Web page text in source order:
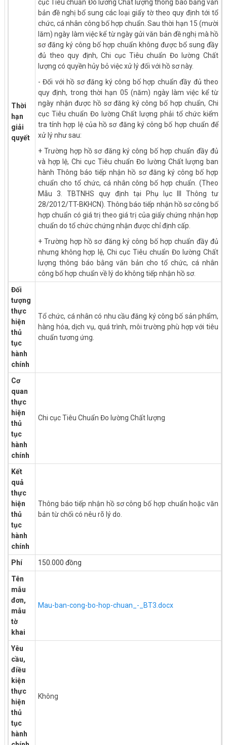
Thời
hạn
giải
quyết
cục Tiêu chuẩn Đo lường Chất lượng thông báo bằng văn
bản đề nghị bổ sung các loại giấy tờ theo quy định tới tổ
chức, cá nhân công bố hợp chuẩn. Sau thời hạn 15 (mười
lăm) ngày làm việc kể từ ngày gửi văn bản đề nghị mà hồ
sơ đăng ký công bố hợp chuẩn không được bổ sung đầy
đủ theo quy định, Chi cục Tiêu chuẩn Đo lường Chất
lượng có quyền hủy bỏ việc xử lý đối với hồ sơ này.
- Đối với hồ sơ đăng ký công bố hợp chuẩn đầy đủ theo
quy định, trong thời hạn 05 (năm) ngày làm việc kể từ
ngày nhận được hồ sơ đăng ký công bố hợp chuẩn, Chi
cục Tiêu chuẩn Đo lường Chất lượng phải tổ chức kiểm
tra tính hợp lệ của hồ sơ đăng ký công bố hợp chuẩn để
xử lý như sau:
+ Trường hợp hồ sơ đăng ký công bố hợp chuẩn đầy đủ
và hợp lệ, Chi cục Tiêu chuẩn Đo lường Chất lượng ban
hành Thông báo tiếp nhận hồ sơ đăng ký công bố hợp
chuẩn cho tổ chức, cá nhân công bố hợp chuẩn. (Theo
Mẫu 3. TBTNHS quy định tại Phụ lục III Thông tư
28/2012/TT-BKHCN). Thông báo tiếp nhận hồ sơ công bố
hợp chuẩn có giá trị theo giá trị của giấy chứng nhận hợp
chuẩn do tổ chức chứng nhận được chỉ định cấp.
+ Trường hợp hồ sơ đăng ký công bố hợp chuẩn đầy đủ
nhưng không hợp lệ, Chi cục Tiêu chuẩn Đo lường Chất
lượng thông báo bằng văn bản cho tổ chức, cá nhân
công bố hợp chuẩn về lý do không tiếp nhận hồ sơ.
Đối
tượng
thực
hiện
thủ
tục
hành
chính
Tổ chức, cá nhân có nhu cầu đăng ký công bố sản phẩm,
hàng hóa, dịch vụ, quá trình, môi trường phù hợp với tiêu
chuẩn tương ứng.
Cơ
quan
thực
hiện
thủ
tục
hành
chính
Chi cục Tiêu Chuẩn Đo lường Chất lượng
Kết
quả
thực
hiện
thủ
tục
hành
chính
Thông báo tiếp nhận hồ sơ công bố hợp chuẩn hoặc văn
bản từ chối có nêu rõ lý do.
Phí
150.000 đồng
Tên
mẫu
đơn,
mẫu
tờ
khai
Mau-ban-cong-bo-hop-chuan_-_BT3.docx
Yêu
cầu,
điều
kiện
thực
hiện
thủ
tục
hành
Không